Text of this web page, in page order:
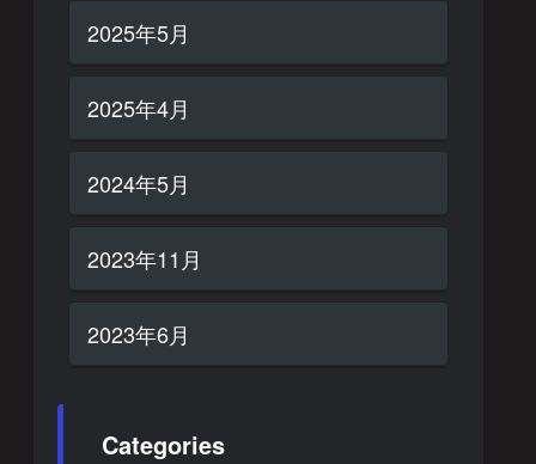
2025年5月
2025年4月
2024年5月
2023年11月
2023年6月
Categories